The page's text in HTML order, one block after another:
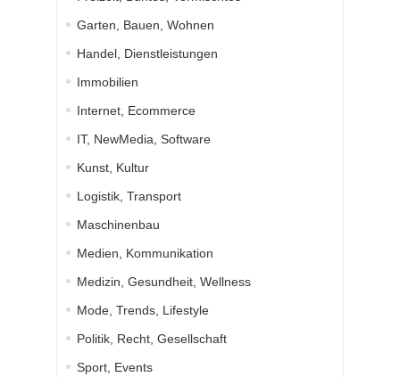
Garten, Bauen, Wohnen
Handel, Dienstleistungen
Immobilien
Internet, Ecommerce
IT, NewMedia, Software
Kunst, Kultur
Logistik, Transport
Maschinenbau
Medien, Kommunikation
Medizin, Gesundheit, Wellness
Mode, Trends, Lifestyle
Politik, Recht, Gesellschaft
Sport, Events